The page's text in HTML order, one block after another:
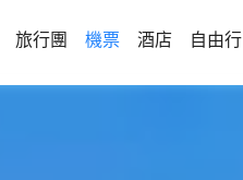
旅行團 機票 酒店 自由行